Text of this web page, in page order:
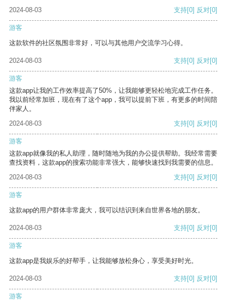
2024-08-03
支持[0] 反对[0]
游客
这款软件的社区氛围非常好，可以与其他用户交流学习心得。
2024-08-03 支持[0] 反对[0]
游客
这款app让我的工作效率提高了50%，让我能够更轻松地完成工作任务。
我以前经常加班，现在有了这个app，我可以提前下班，有更多的时间陪
伴家人。
2024-08-03
支持[0] 反对[0]
游客
这款app就像我的私人助理，随时随地为我的办公提供帮助。我经常需要
查找资料，这款app的搜索功能非常强大，能够快速找到我需要的信息。
2024-08-03
支持[0] 反对[0]
游客
这款app的用户群体非常庞大，我可以结识到来自世界各地的朋友。
2024-08-03 支持[0] 反对[0]
游客
这款app是我娱乐的好帮手，让我能够放松身心，享受美好时光。
2024-08-03 支持[0] 反对[0]
游客